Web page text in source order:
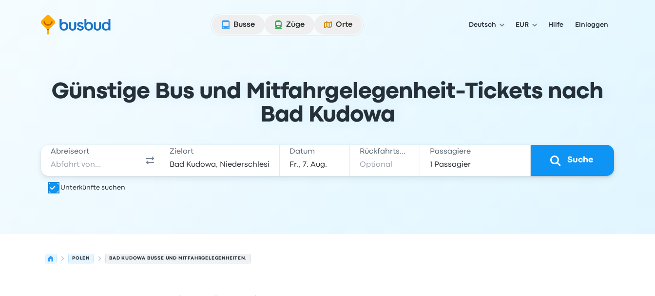
Busse
Züge Orte Deutsch EUR Hilfe Einloggen
Günstige Bus und Mitfahrgelegenheit-Tickets nach
Bad Kudowa
Abreiseort Zielort Datum Rückfahrtsdatum Passagiere
Suche
Unterkünfte suchen
POLEN BAD KUDOWA BUSSE UND MITFAHRGELEGENHEITEN.